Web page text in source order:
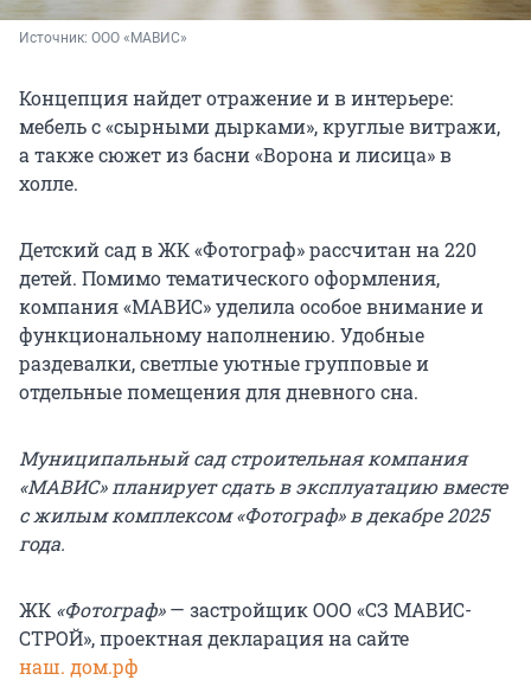
Источник: ООО «МАВИС»
Концепция найдет отражение и в интерьере:
мебель с «сырными дырками», круглые витражи,
а также сюжет из басни «Ворона и лисица» в
холле.
Детский сад в ЖК «Фотограф» рассчитан на 220
детей. Помимо тематического оформления,
компания «МАВИС» уделила особое внимание и
функциональному наполнению. Удобные
раздевалки, светлые уютные групповые и
отдельные помещения для дневного сна.
Муниципальный сад строительная компания
«МАВИС» планирует сдать в эксплуатацию вместе
с жилым комплексом «Фотограф» в декабре 2025
года.
ЖК «Фотограф»— застройщик ООО «СЗ МАВИС-
СТРОЙ», проектная декларация на сайте
наш. дом.рф